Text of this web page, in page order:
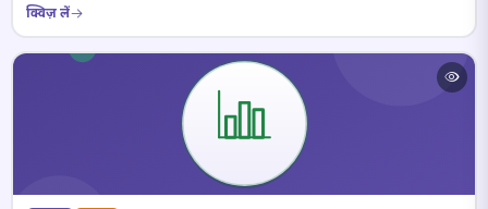
क्विज़ लें